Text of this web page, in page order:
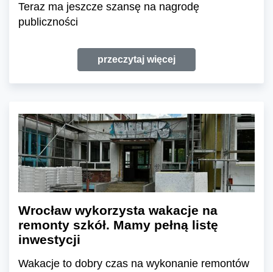
Teraz ma jeszcze szansę na nagrodę
publiczności
przeczytaj więcej
Wrocław wykorzysta wakacje na
remonty szkół. Mamy pełną listę
inwestycji
Wakacje to dobry czas na wykonanie remontów